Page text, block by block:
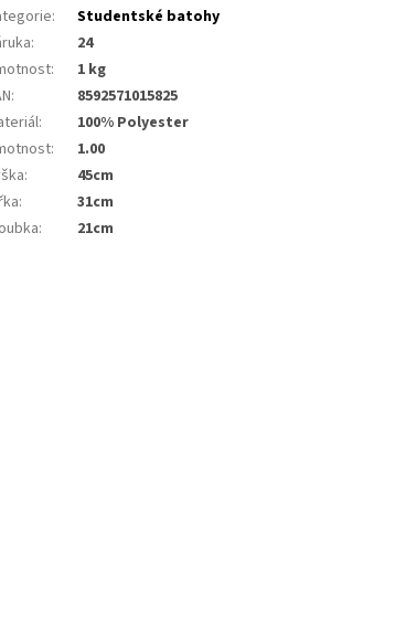
:
Studentské batohy
:
24
:
1 kg
:
8592571015825
:
100% Polyester
:
1.00
:
45cm
:
31cm
: 21cm